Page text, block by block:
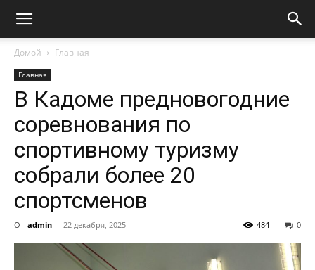
Домой Главная
Главная
В Кадоме предновогодние
соревнования по
спортивному туризму
собрали более 20
спортсменов
От admin - 22 декабря, 2025 0
484